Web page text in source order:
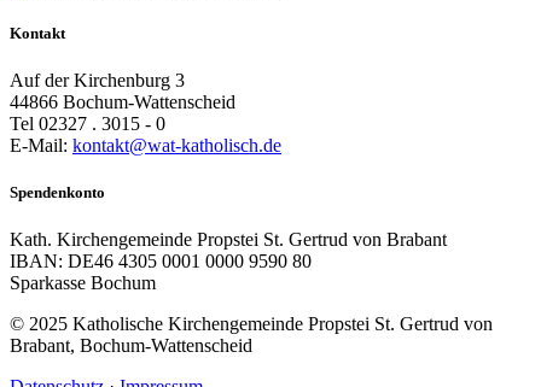
Kontakt
Auf der Kirchenburg 3
44866 Bochum-Wattenscheid
Tel 02327 . 3015 - 0
E-Mail: kontakt@wat-katholisch.de
Spendenkonto
Kath. Kirchengemeinde Propstei St. Gertrud von Brabant
IBAN: DE46 4305 0001 0000 9590 80
Sparkasse Bochum
© 2025 Katholische Kirchengemeinde Propstei St. Gertrud von
Brabant, Bochum-Wattenscheid